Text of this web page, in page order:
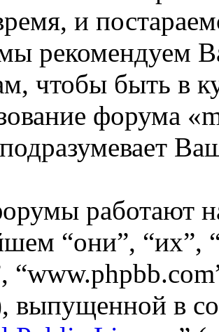
и
рекомендуем
чтобы быть в
форума
работают
“они”, “их”,
выпущенной в